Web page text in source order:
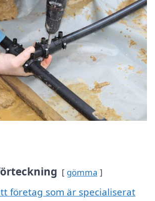
gömma
företag som är specialiserat